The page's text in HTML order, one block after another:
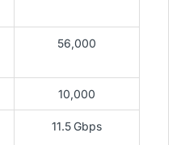
56,000
10,000
11.5 Gbps